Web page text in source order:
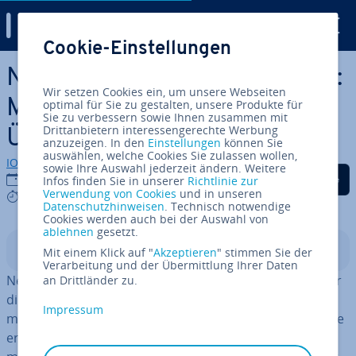
Zum Haupt­in­halt springen
Nextcloud Workspace erklärt:
Module und Use Cases im
Überblick
IONOS Redaktion
11.11.2025
9 mins
Auf Facebook teilen
Auf Twitter teilen
Auf LinkedIn
In­halts­ver­zeich­nis
Nextcloud Workspace ist eine um­fas­sen­de Plattform für
die digitale Zu­sam­men­ar­beit, mit der Sie Dateien, Kom­
mu­ni­ka­ti­on und Or­ga­ni­sa­ti­on an einem Ort vereinen. Sie
er­mög­licht Un­ter­neh­men und Teams, effizient zu­sam­
Cookie-Einstellungen
Wir setzen Cookies ein, um unsere Webseiten
optimal für Sie zu gestalten, unsere Produkte für
Sie zu verbessern sowie Ihnen zusammen mit
Drittanbietern interessengerechte Werbung
anzuzeigen. In den Einstellungen können Sie
auswählen, welche Cookies Sie zulassen wollen,
sowie Ihre Auswahl jederzeit ändern. Weitere
Infos finden Sie in unserer Richtlinie zur
Verwendung von Cookies und in unseren
Datenschutzhinweisen. Technisch notwendige
Cookies werden auch bei der Auswahl von
ablehnen gesetzt.
Mit einem Klick auf "Akzeptieren" stimmen Sie der
Verarbeitung und der Übermittlung Ihrer Daten
an Drittländer zu.
Impressum